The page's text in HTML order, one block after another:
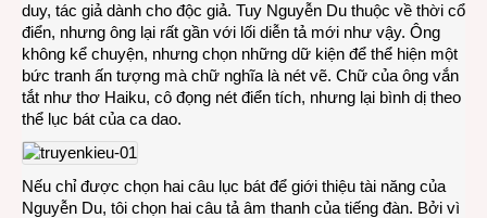
duy, tác giả dành cho độc giả. Tuy Nguyễn Du thuộc về thời cổ
điển, nhưng ông lại rất gần với lối diễn tả mới như vậy. Ông
không kể chuyện, nhưng chọn những dữ kiện để thể hiện một
bức tranh ấn tượng mà chữ nghĩa là nét vẽ. Chữ của ông vắn
tắt như thơ Haiku, cô đọng nét điển tích, nhưng lại bình dị theo
thể lục bát của ca dao.
Nếu chỉ được chọn hai câu lục bát để giới thiệu tài năng của
Nguyễn Du, tôi chọn hai câu tả âm thanh của tiếng đàn. Bởi vì